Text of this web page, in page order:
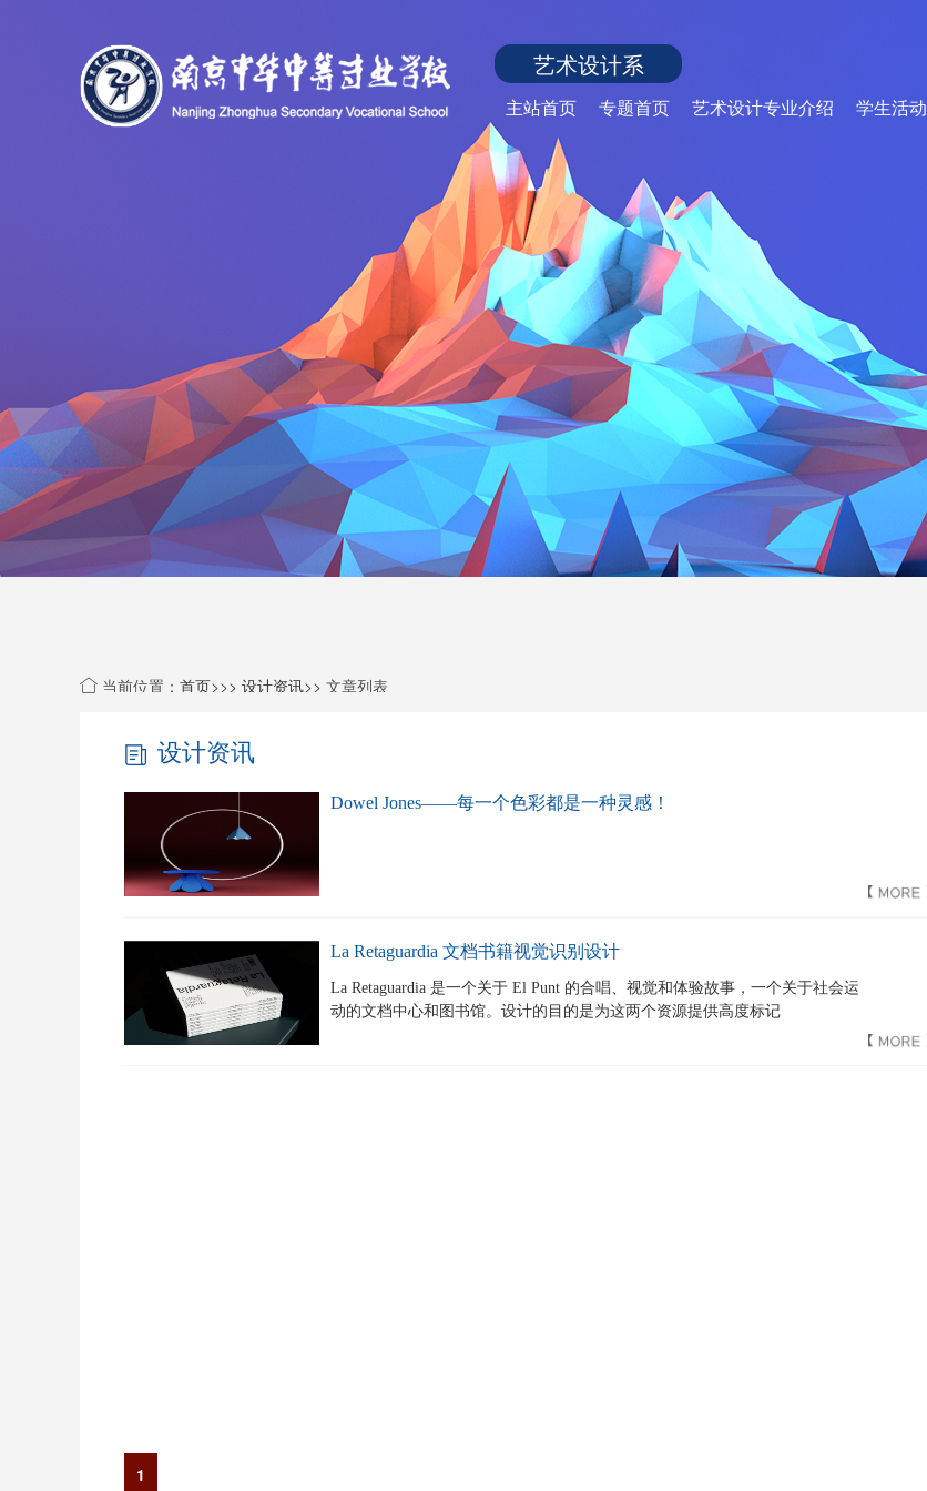
艺术设计系
主站首页 专题首页 艺术设计专业介绍 学生活动
当前位置： 首页>>> 设计资讯>> 文章列表
设计资讯
Dowel Jones——每一个色彩都是一种灵感！
La Retaguardia 文档书籍视觉识别设计
La Retaguardia 是一个关于 El Punt 的合唱、视觉和体验故事，一个关于社会运
动的文档中心和图书馆。设计的目的是为这两个资源提供高度标记
1